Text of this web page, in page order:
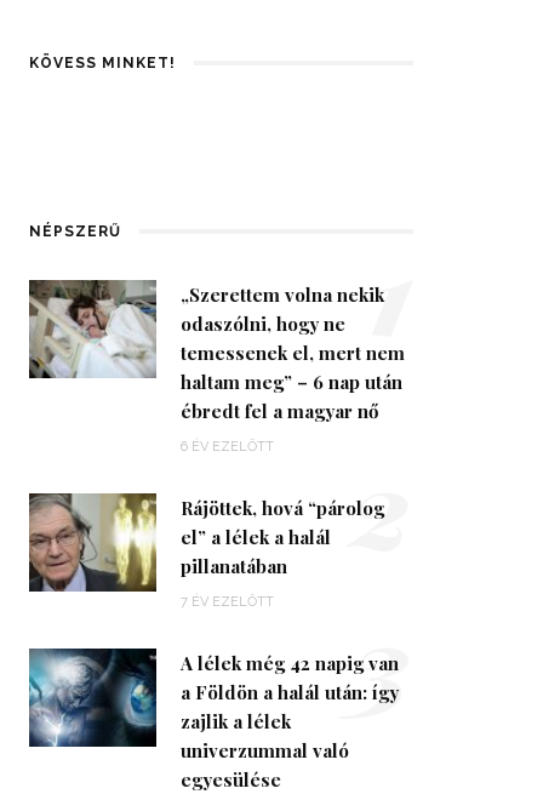
KÖVESS MINKET!
NÉPSZERŰ
„Szerettem volna nekik
odaszólni, hogy ne
temessenek el, mert nem
haltam meg” – 6 nap után
ébredt fel a magyar nő
6 ÉV EZELŐTT
1
Rájöttek, hová “párolog
el” a lélek a halál
pillanatában
7 ÉV EZELŐTT
2
A lélek még 42 napig van
a Földön a halál után: így
zajlik a lélek
univerzummal való
egyesülése
3